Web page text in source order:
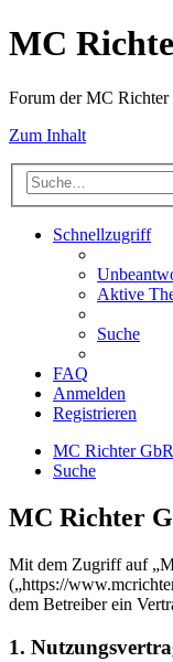
MC
Forum der MC Richter
Zum Inhalt
Schnellzugriff
Aktive
Suche
FAQ
Anmelden
Registrieren
MC Richter
Suche
MC Richter
Mit dem Zugriff auf
(„https://
dem Betreiber ein
1.